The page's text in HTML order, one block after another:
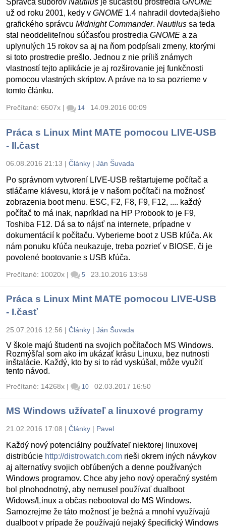
Správca súborov Nautilus je súčasťou prostredia GNOME
už od roku 2001, kedy v GNOME 1.4 nahradil dovtedajšieho
grafického správcu Midnight Commander. Nautilus sa teda
stal neoddeliteľnou súčasťou prostredia GNOME a za
uplynulých 15 rokov sa aj na ňom podpísali zmeny, ktorými
si toto prostredie prešlo. Jednou z nie príliš známych
vlastností tejto aplikácie je aj rozširovanie jej funkčnosti
pomocou vlastných skriptov. A práve na to sa pozrieme v
tomto článku.
Prečítané: 6507x | 14 14.09.2016 00:09
Práca s Linux Mint MATE pomocou LIVE-USB
- II.čast
06.08.2016 21:13 | Články | Ján Šuvada
Po správnom vytvorení LIVE-USB reštartujeme počítač a
stláčame klávesu, ktorá je v našom počítači na možnosť
zobrazenia boot menu. ESC, F2, F8, F9, F12, .... každý
počítač to má inak, napríklad na HP Probook to je F9,
Toshiba F12. Dá sa to nájsť na internete, prípadne v
dokumentácií k počítaču. Vyberieme boot z USB kľúča. Ak
nám ponuku kľúča neukazuje, treba pozrieť v BIOSE, či je
povolené bootovanie s USB kľúča.
Prečítané: 10020x | 5 23.10.2016 13:58
Práca s Linux Mint MATE pomocou LIVE-USB
- I.časť
25.07.2016 12:56 | Články | Ján Šuvada
V škole majú študenti na svojich počítačoch MS Windows.
Rozmýšľal som ako im ukázať krásu Linuxu, bez nutnosti
inštalácie. Každý, kto by si to rád vyskúšal, môže využiť
tento návod.
Prečítané: 14268x | 10 02.03.2017 16:50
MS Windows užívateľ a linuxové programy
21.02.2016 17:08 | Články | Pavel
Každý nový potenciálny používateľ niektorej linuxovej
distribúcie http://distrowatch.com rieši okrem iných návykov
aj alternatívy svojich obľúbených a denne používaných
Windows programov. Chce aby jeho nový operačný systém
bol plnohodnotný, aby nemusel používať dualboot
Widows/Linux a občas nebootoval do MS Windows.
Samozrejme že táto možnosť je bežná a mnohí využívajú
dualboot v prípade že používajú nejaký špecifický Windows